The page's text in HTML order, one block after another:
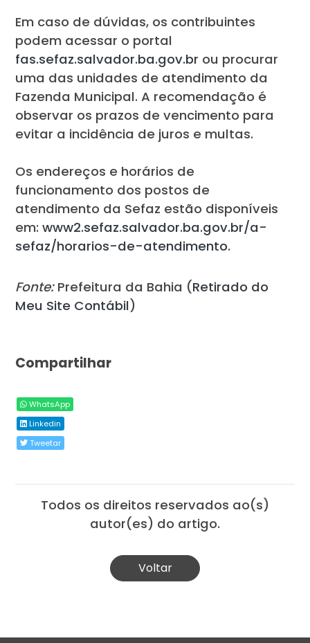
Em caso de dúvidas, os contribuintes
podem acessar o portal
fas.sefaz.salvador.ba.gov.br ou procurar
uma das unidades de atendimento da
Fazenda Municipal. A recomendação é
observar os prazos de vencimento para
evitar a incidência de juros e multas.
Os endereços e horários de
funcionamento dos postos de
atendimento da Sefaz estão disponíveis
em:www2.sefaz.salvador.ba.gov.br/a-
sefaz/horarios-de-atendimento.
Fonte:Prefeitura da Bahia (Retirado do
Meu Site Contábil)
Compartilhar
WhatsApp
Linkedin
Tweetar
Todos os direitos reservados ao(s)
autor(es) do artigo.
Voltar